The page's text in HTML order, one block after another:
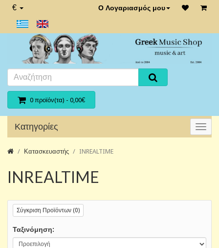
€ Ο Λογαριασμός μου
0 προϊόν(τα) - 0,00€
Κατηγορίες
Κατασκευαστής INREALTIME
INREALTIME
Σύγκριση Προϊόντων (0)
Ταξινόμηση: